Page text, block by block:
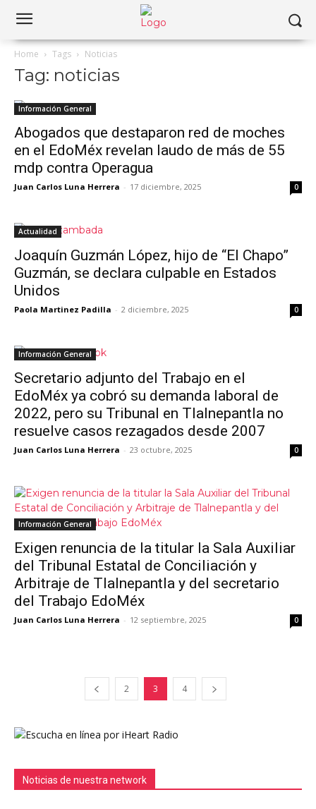
Home Tags Noticias
Tag: noticias
Información General
Abogados que destaparon red de moches
en el EdoMéx revelan laudo de más de 55
mdp contra Operagua
Juan Carlos Luna Herrera - 17 diciembre, 2025 0
Actualidad
Joaquín Guzmán López, hijo de “El Chapo”
Guzmán, se declara culpable en Estados
Unidos
Paola Martinez Padilla - 2 diciembre, 2025 0
Información General
Secretario adjunto del Trabajo en el
EdoMéx ya cobró su demanda laboral de
2022, pero su Tribunal en Tlalnepantla no
resuelve casos rezagados desde 2007
Juan Carlos Luna Herrera - 23 octubre, 2025 0
Información General
Exigen renuncia de la titular la Sala Auxiliar
del Tribunal Estatal de Conciliación y
Arbitraje de Tlalnepantla y del secretario
del Trabajo EdoMéx
Juan Carlos Luna Herrera - 12 septiembre, 2025 0
2 3 4
Noticias de nuestra network